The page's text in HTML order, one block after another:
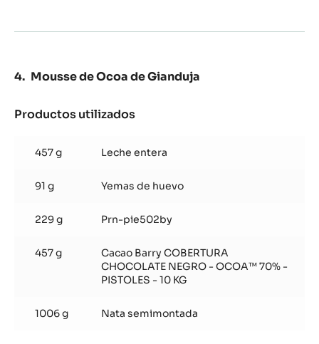
Mousse de Ocoa de Gianduja
Productos utilizados
Ocoa
Gianduja
457 g Leche entera
91 g Yemas de huevo
229 g Prn-pie502by
457 g
Cacao Barry COBERTURA
CHOCOLATE NEGRO - OCOA™ 70% -
PISTOLES - 10 KG
1006 g Nata semimontada